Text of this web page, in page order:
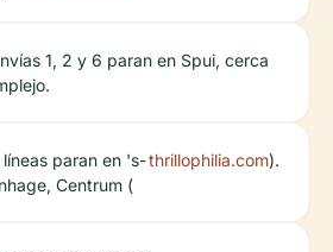
1, 2 y 6 paran en Spui, cerca
líneas paran en 's-
Centrum (
thrillophilia.com).